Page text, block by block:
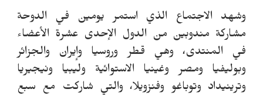
وشهد الاجتماع الذي استمر يومين في الدوحة
مشاركة مندوبين من الدول الإحدى عشرة الأعضاء
في المنتدى، وهي قطر وروسيا وإيران والجزائر
وبوليفيا ومصر وغينيا الاستوائية وليبيا ونيجيريا
وترينيداد وتوباغو وفنزويلا، والتي شاركت مع سبع